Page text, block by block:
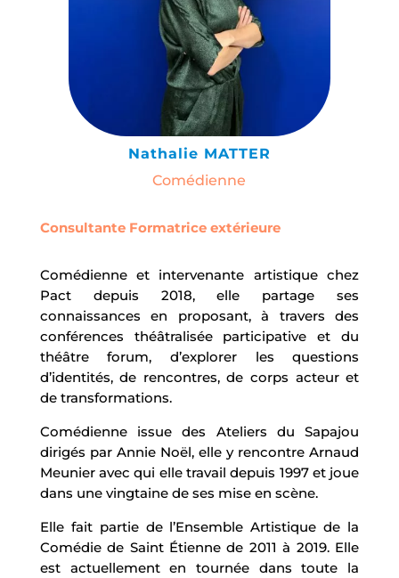
Nathalie MATTER
Comédienne
Consultante Formatrice extérieure
Comédienne et intervenante artistique chez
Pact depuis 2018, elle partage ses
connaissances en proposant, à travers des
conférences théâtralisée participative et du
théâtre forum, d’explorer les questions
d’identités, de rencontres, de corps acteur et
de transformations.
Comédienne issue des Ateliers du Sapajou
dirigés par Annie Noël, elle y rencontre Arnaud
Meunier avec qui elle travail depuis 1997 et joue
dans une vingtaine de ses mise en scène.
Elle fait partie de l’Ensemble Artistique de la
Comédie de Saint Étienne de 2011 à 2019. Elle
est actuellement en tournée dans toute la